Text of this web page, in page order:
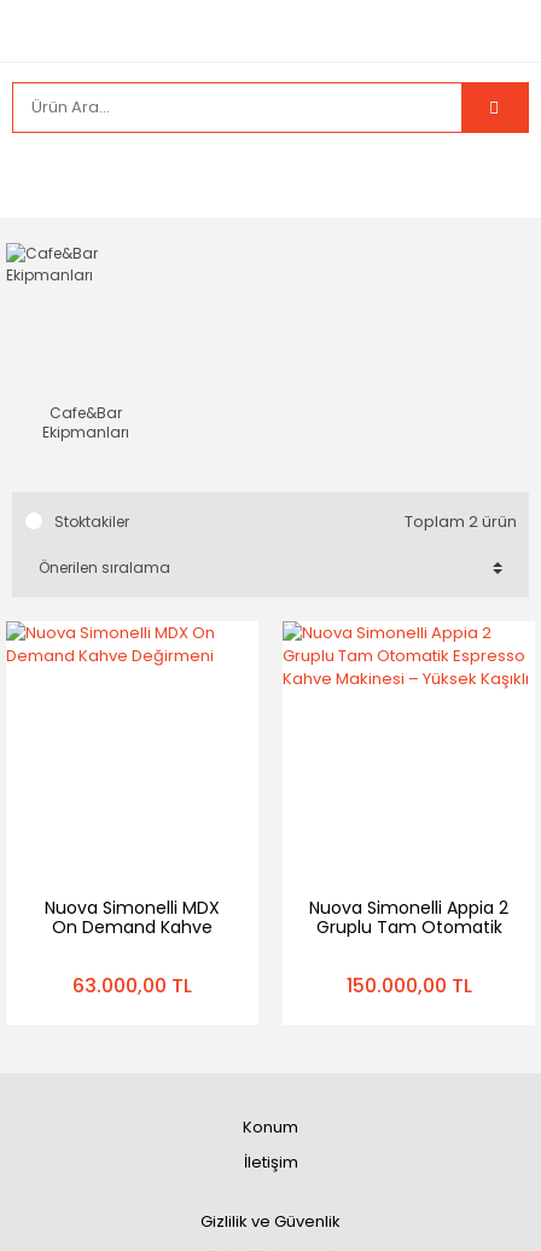
Cafe&Bar
Ekipmanları
Stoktakiler Toplam 2 ürün
Nuova Simonelli MDX
On Demand Kahve
63.000,00 TL
Nuova Simonelli Appia 2
Gruplu Tam Otomatik
150.000,00 TL
Konum
İletişim
Gizlilik ve Güvenlik